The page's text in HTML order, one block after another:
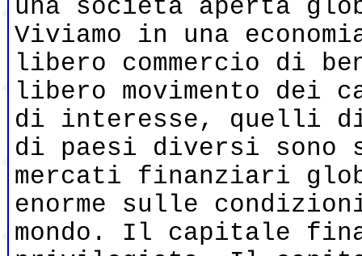
una società aperta
Viviamo in una
libero commercio di
libero movimento dei
di interesse, quelli
di paesi diversi sono
mercati finanziari
enorme sulle
mondo. Il capitale